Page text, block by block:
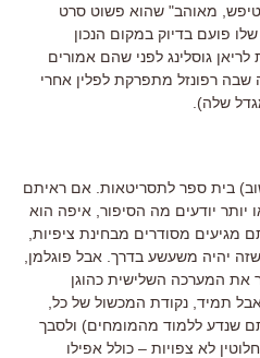
טיפש, מאוהב" שהוא פשוט סרט
פועם בדיוק במקום הנכון
גוסלינג לפני שהם אמורים
שבה רפונזל מתפרקת לפלין אחרי
שלה).
בית ספר לתסריטאות. אם ראיתם
יודעים מה הסיפור, איפה הוא
מגיעים מסודרים מבחינת ציפיות,
יהיה משעשע בדרך. אבל פוגלמן,
את המערכה השלישית כהוגן
תמיד, נקודת המכשול של כל,
שנדע ללמוד מהמומחים) ולסבך
לא צפויות – כולל אפילו